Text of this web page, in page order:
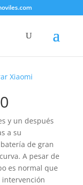
Xiaomi
y un después
a su
de gran
A pesar de
es normal que